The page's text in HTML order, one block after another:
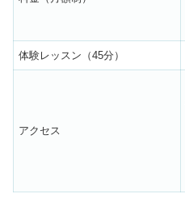
体験レッスン（45分）
アクセス